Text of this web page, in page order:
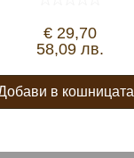
€ 29,70
58,09 лв.
в кошницата